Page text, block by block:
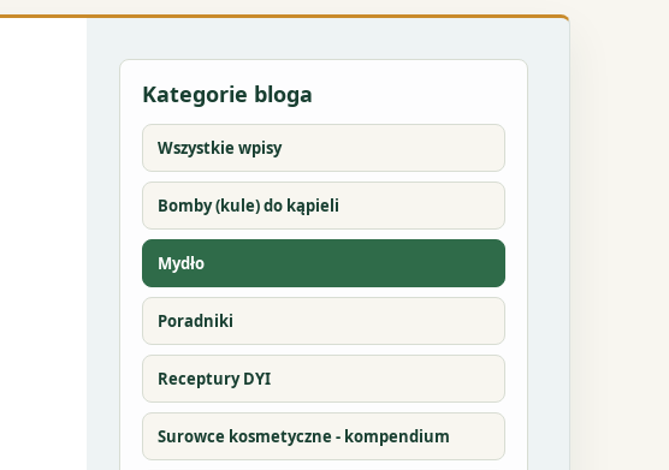
Kategorie bloga
Wszystkie wpisy
Bomby (kule) do kąpieli
Mydło
Poradniki
Receptury DYI
Surowce kosmetyczne - kompendium